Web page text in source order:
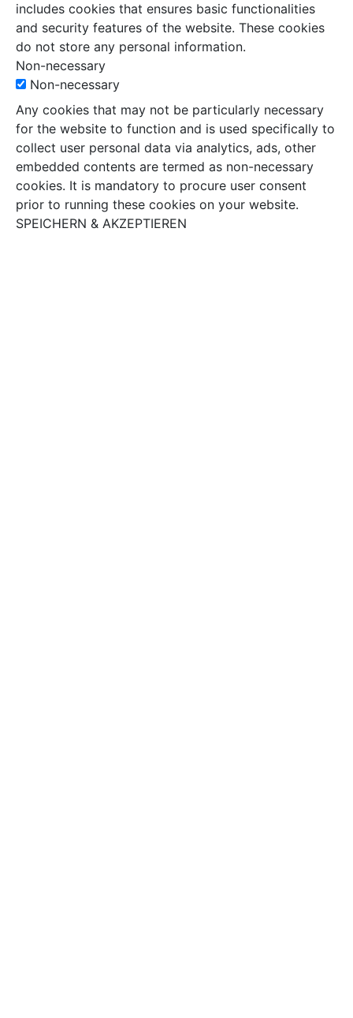
includes cookies that ensures basic functionalities
and security features of the website. These cookies
do not store any personal information.
Non-necessary
Non-necessary
Any cookies that may not be particularly necessary
for the website to function and is used specifically to
collect user personal data via analytics, ads, other
embedded contents are termed as non-necessary
cookies. It is mandatory to procure user consent
prior to running these cookies on your website.
SPEICHERN & AKZEPTIEREN